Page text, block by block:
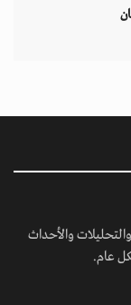
والأحداث
عام.